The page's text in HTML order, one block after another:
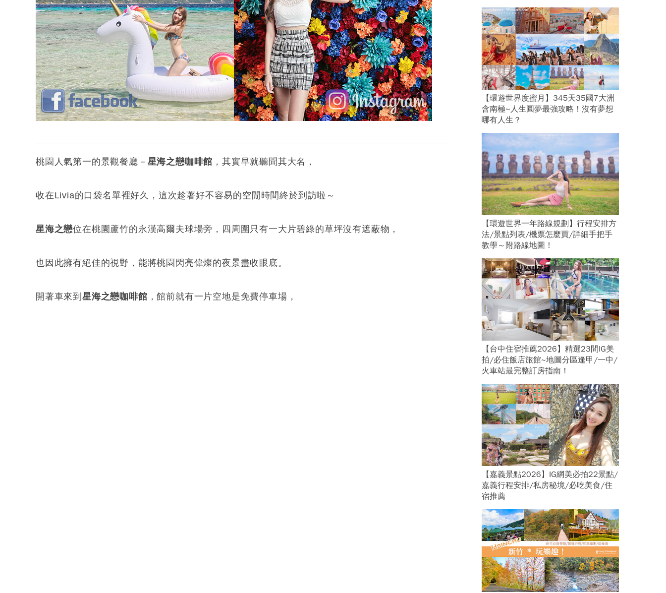
桃園人氣第一的景觀餐廳－ 星海之戀咖啡館 ，其實早就聽聞其大名，
收在Livia的口袋名單裡好久，這次趁著好不容易的空閒時間終於到訪啦～
星海之戀位在桃園蘆竹的永漢高爾夫球場旁，四周圍只有一大片碧綠的草坪沒有遮蔽物，
也因此擁有絕佳的視野，能將桃園閃亮偉燦的夜景盡收眼底。
開著車來到 星海之戀咖啡館 ，館前就有一片空地是免費停車場，
【環遊世界度蜜月】345天35國7大洲
含南極~人生圓夢最強攻略！沒有夢想
哪有人生？
【環遊世界一年路線規劃】行程安排方
法/景點列表/機票怎麼買/詳細手把手
教學～附路線地圖！
【台中住宿推薦2026】精選23間IG美
拍/必住飯店旅館~地圖分區逢甲/一中/
火車站最完整訂房指南！
【嘉義景點2026】IG網美必拍22景點/
嘉義行程安排/私房秘境/必吃美食/住
宿推薦